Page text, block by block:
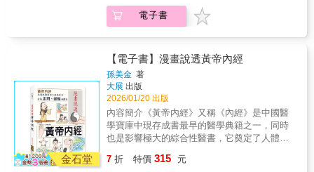
床經驗出發，將「中醫治本」的智慧，擴展到
預防保健。書中收錄多年的臨床經驗與真實案
例，深入解析消化道失衡、自律神經失調、代
我們更了解如何恢復身體自癒力。這本書是看
待自己的新方式！無論你是「未病」但不時有
點小困擾的亞健康族群；或健檢紅字頻傳，甚
至正苦於慢性病的「已病」者；或想打好基
礎，避免未來生病的人，都能找到與身體和解
的方法。本書重點——・看懂體質警訊：為什
麼有些人易疲累，有些人易胖，有些人易怒？
型。・拆解五大病邪：濕熱痰瘀毒如何在體內
面」。 ◎按摩、拔罐、刮痧為何多選背部？祕
密就在膀胱經。（經脈最長、穴位最多）◎肝
中提到，人體有十二經脈，包含 手三陰（肺、
心包、心）、手三陽（大腸、三焦、小腸）、
足三陽（胃、膽、膀胱）、足三陰（脾、肝、
腎）。 在《靈樞．經別篇》中更是開宗明義的
指出： 「十二經脈者，人之所以生，病之所以
成，人之所以治，病之所以起。」 經絡，既是
人的根本，也是病的源頭。 本書作者牟明威是
中西醫雙博士、北京中醫藥大學東直門醫院骨
科主任。 他以中西醫結合的觀點，融會《黃帝
電子書
金石堂
【電子書】漫畫說透黃帝內經
孫美金 著
大展 出版
2026/01/20 出版
內容簡介《黃帝內經》又稱《內經》是中國醫
學寶庫中現存成書最早的醫學典籍之一，同時
也是影響極大的綜合性醫書，它奠定了人體的
帝內經》分為《靈樞》和《素問》兩部分，內
7 折 特價 315 元